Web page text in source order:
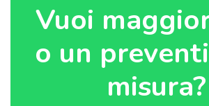
Vuoi
o un
misura?